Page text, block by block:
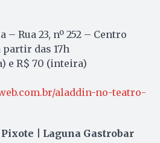
– Rua 23, nº 252 – Centro
das 17h
e R$ 70 (inteira)
aladdin-no-teatro-
| Laguna Gastrobar